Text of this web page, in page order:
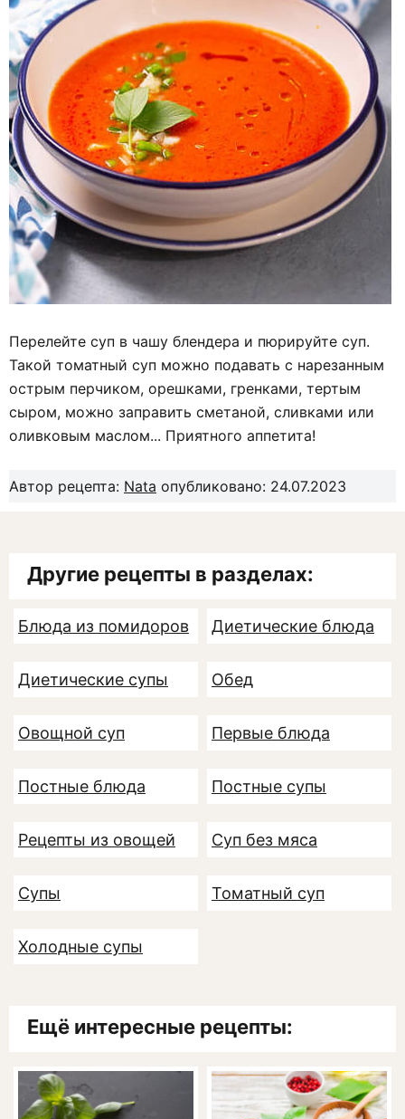
Перелейте суп в чашу блендера и пюрируйте суп.
Такой томатный суп можно подавать с нарезанным
острым перчиком, орешками, гренками, тертым
сыром, можно заправить сметаной, сливками или
оливковым маслом... Приятного аппетита!
Автор рецепта: Nata опубликовано: 24.07.2023
Другие рецепты в разделах:
Блюда из помидоров Диетические блюда
Диетические супы Обед
Овощной суп Первые блюда
Постные блюда Постные супы
Рецепты из овощей Суп без мяса
Супы Томатный суп
Холодные супы
Ещё интересные рецепты: